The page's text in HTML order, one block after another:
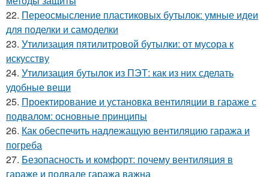
22. Переосмысление пластиковых бутылок: умные идеи
для поделки и самоделки
23. Утилизация пятилитровой бутылки: от мусора к
искусству
24. Утилизация бутылок из ПЭТ: как из них сделать
удобные вещи
25. Проектирование и установка вентиляции в гараже с
подвалом: основные принципы
26. Как обеспечить надлежащую вентиляцию гаража и
погреба
27. Безопасность и комфорт: почему вентиляция в
гараже и подвале гаража важна